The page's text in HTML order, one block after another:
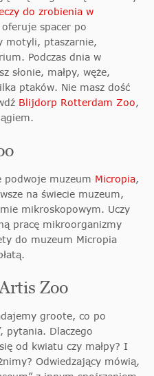
do zrobienia w
spacer po
motyli, ptaszarnie,
Podczas dnia w
słonie, małpy, węże,
ptaków. Nie masz dość
Blijdorp Rotterdam Zoo,
podwoje muzeum Micropia,
na świecie muzeum,
mikroskopowym. Uczy
pracę mikroorganizmy
do muzeum Micropia
Zoo
groote, co po
pytania. Dlaczego
od kwiatu czy małpy? I
Odwiedzający mówią,